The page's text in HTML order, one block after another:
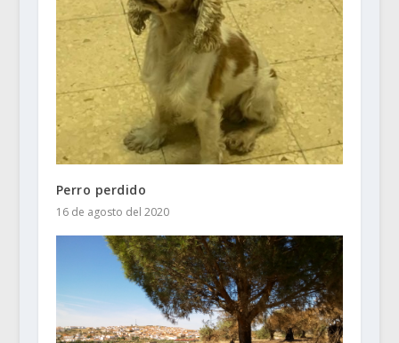
Perro perdido
16 de agosto del 2020